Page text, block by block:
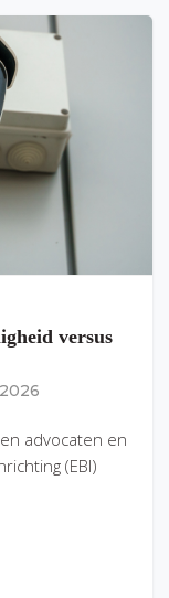
versus
advocaten en
(EBI)